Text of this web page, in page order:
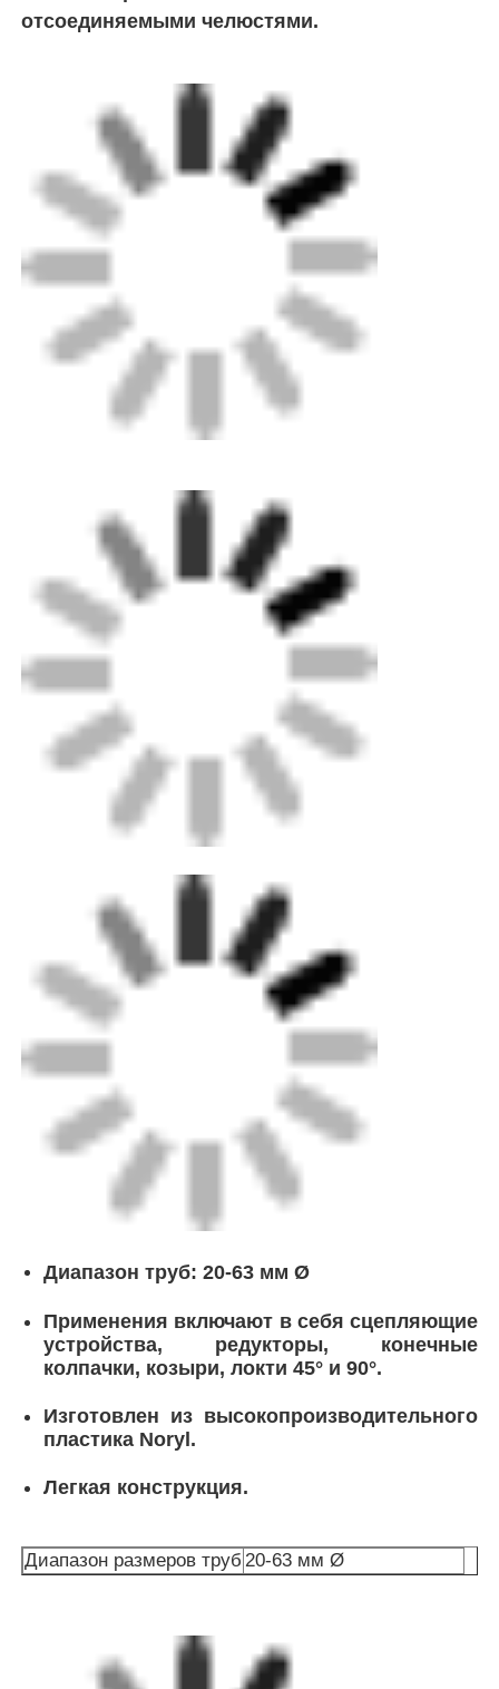
Переходные фитинги
Электрофузионные сварочные машины
Инструмент для стыковой сварки
Электрофузионные инструменты
Аксессуары Butt Fusion
Станок для стыковой сварки с ЧПУ
отсоединяемыми челюстями.
Диапазон труб: 20-63 мм Ø
Применения включают в себя сцепляющие
устройства, редукторы, конечные
колпачки, козыри, локти 45° и 90°.
Изготовлен из высокопроизводительного
пластика Noryl.
Легкая конструкция.
Диапазон размеров труб 20-63 мм Ø